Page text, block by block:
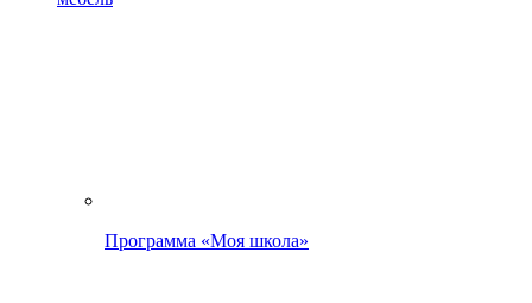
Программа «Моя школа»